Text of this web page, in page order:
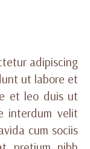
adipiscing
ut labore et
et leo duis ut
interdum velit
cum sociis